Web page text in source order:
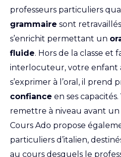
professeurs particuliers
grammaire sont
s’enrichit permettant un
fluide. Hors de la classe et
interlocuteur, votre enfant
s’exprimer à l’oral, il prend
confiance en ses
remettre à niveau avant un
Cours Ado propose
particuliers d’italien,
au cours desquels le